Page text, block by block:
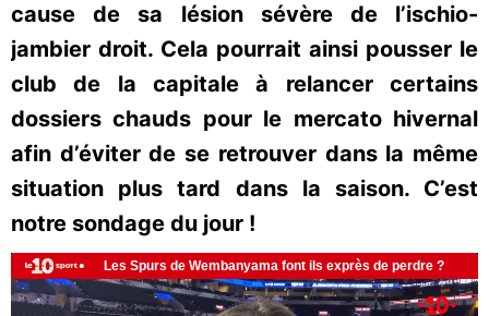
cause de sa lésion sévère de l’ischio-
jambier droit. Cela pourrait ainsi pousser le
club de la capitale à relancer certains
dossiers chauds pour le mercato hivernal
afin d’éviter de se retrouver dans la même
situation plus tard dans la saison. C’est
notre sondage du jour !